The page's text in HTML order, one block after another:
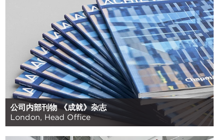
公司内部刊物 《成就》杂志
London, Head Office